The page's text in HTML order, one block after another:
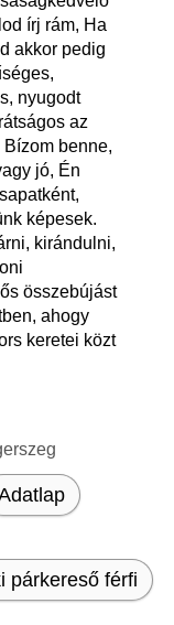
írj rám, Ha
akkor pedig
nyugodt
az
benne,
jó, Én
képesek.
kirándulni,
összebújást
ahogy
keretei közt
párkereső férfi